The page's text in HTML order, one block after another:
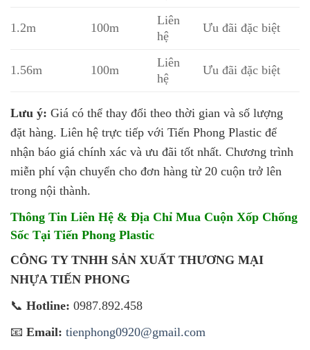
1.2m 100m
Liên
hệ
Ưu đãi đặc biệt
1.56m 100m
Liên
hệ
Ưu đãi đặc biệt
Lưu ý: Giá có thể thay đổi theo thời gian và số lượng
đặt hàng. Liên hệ trực tiếp với Tiến Phong Plastic để
nhận báo giá chính xác và ưu đãi tốt nhất. Chương trình
miễn phí vận chuyển cho đơn hàng từ 20 cuộn trở lên
trong nội thành.
Thông Tin Liên Hệ & Địa Chỉ Mua Cuộn Xốp Chống
Sốc Tại Tiến Phong Plastic
CÔNG TY TNHH SẢN XUẤT THƯƠNG MẠI
NHỰA TIẾN PHONG
📞 Hotline: 0987.892.458
📧 Email: tienphong0920@gmail.com